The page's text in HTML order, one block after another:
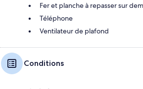
Fer et planche à repasser sur
Téléphone
Ventilateur de plafond
Conditions